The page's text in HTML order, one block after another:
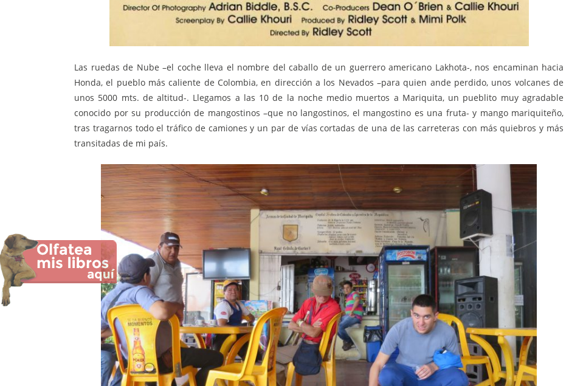
Las ruedas de Nube –el coche lleva el nombre del caballo de un guerrero americano Lakhota-, nos encaminan hacia
Honda, el pueblo más caliente de Colombia, en dirección a los Nevados –para quien ande perdido, unos volcanes de
unos 5000 mts. de altitud-. Llegamos a las 10 de la noche medio muertos a Mariquita, un pueblito muy agradable
conocido por su producción de mangostinos –que no langostinos, el mangostino es una fruta- y mango mariquiteño,
tras tragarnos todo el tráfico de camiones y un par de vías cortadas de una de las carreteras con más quiebros y más
transitadas de mi país.